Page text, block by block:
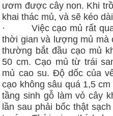
ươm được cây non. Khi
khai thác mủ, và sẽ kéo
· Việc cạo mủ rất
thời gian và lượng mủ mà
thường bắt đầu cạo mủ
50 cm. Cạo mủ từ trái
mủ cao su. Độ dốc của
cạo không sâu quá 1,5
tầng sinh gỗ làm vỏ cây
lần sau phải bốc thật